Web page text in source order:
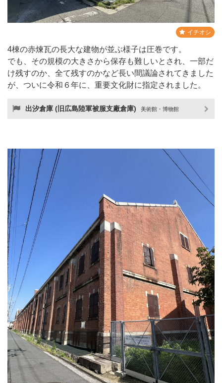
イチオシ
4棟の赤煉瓦の長大な建物が並ぶ様子は圧巻です。
でも、その規模の大きさから保存も難しいとされ、一部だ
け残すのか、全て残すのかなど長い間議論されてきました
が、ついに令和６年に、重要文化財に指定されました。
出汐倉庫 (旧広島陸軍被服支廠倉庫) 美術館・博物館